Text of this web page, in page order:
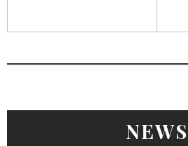
NEWS